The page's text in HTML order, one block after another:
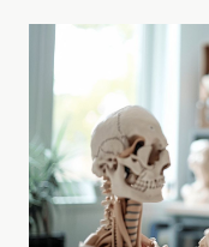
Lot